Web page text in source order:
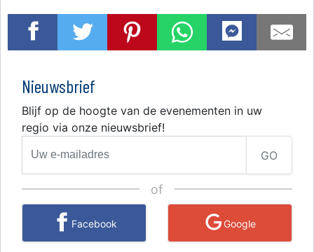
Nieuwsbrief
Blijf op de hoogte van de evenementen in uw
regio via onze nieuwsbrief!
GO
of
Facebook Google